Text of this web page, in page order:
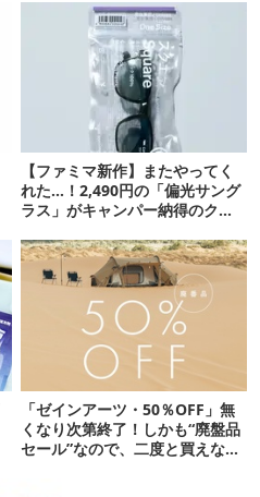
【ファミマ新作】またやってく
れた…！2,490円の「偏光サング
ラス」がキャンパー納得のクオ
「ゼインアーツ・50％OFF」無
くなり次第終了！しかも“廃盤品
セール”なので、二度と買えない